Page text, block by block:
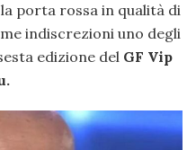
porta rossa in qualità di
indiscrezioni uno degli
edizione del GF Vip